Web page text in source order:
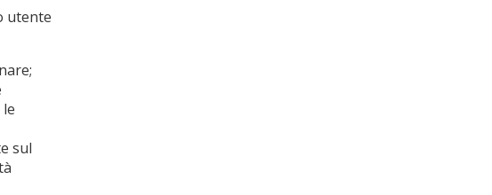
utente
sul